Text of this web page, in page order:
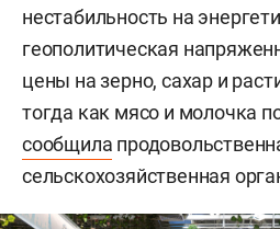
нестабильность на
геополитическая
цены на зерно, сахар и
тогда как мясо и молочка
сообщила
сельскохозяйственная